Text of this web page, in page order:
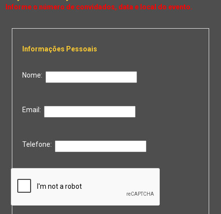
Informações Pessoais
Nome:
Email:
Telefone: